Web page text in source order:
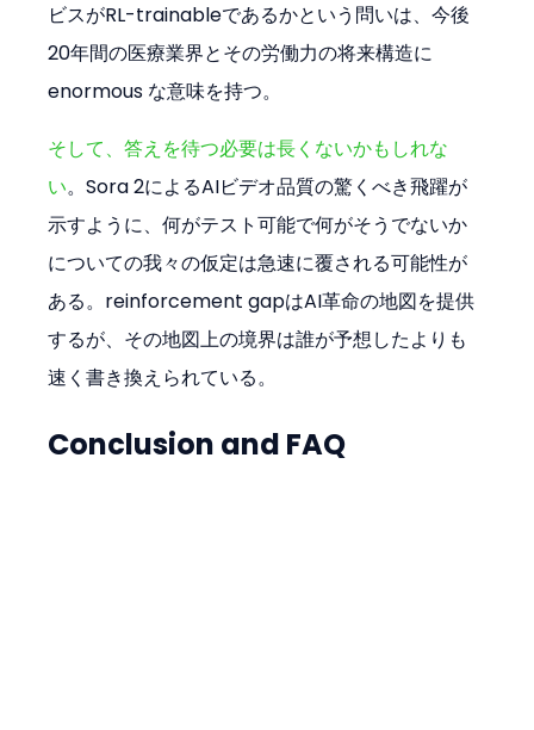
ビスがRL-trainableであるかという問いは、今後
20年間の医療業界とその労働力の将来構造に
enormous な意味を持つ。
そして、答えを待つ必要は長くないかもしれな
い。Sora 2によるAIビデオ品質の驚くべき飛躍が
示すように、何がテスト可能で何がそうでないか
についての我々の仮定は急速に覆される可能性が
ある。reinforcement gapはAI革命の地図を提供
するが、その地図上の境界は誰が予想したよりも
速く書き換えられている。
Conclusion and FAQ